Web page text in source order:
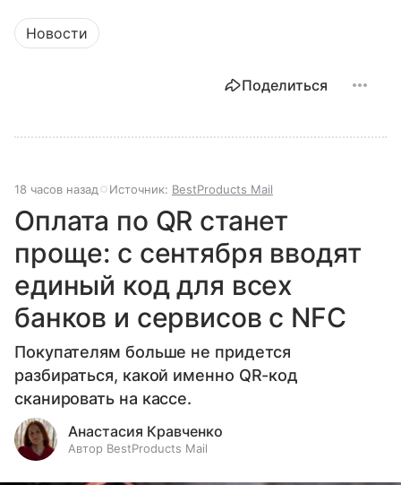
Новости
Поделиться
18 часов назад Источник: BestProducts Mail
Оплата по QR станет
проще: с сентября вводят
единый код для всех
банков и сервисов с NFC
Покупателям больше не придется
разбираться, какой именно QR-код
сканировать на кассе.
Анастасия Кравченко
Автор BestProducts Mail